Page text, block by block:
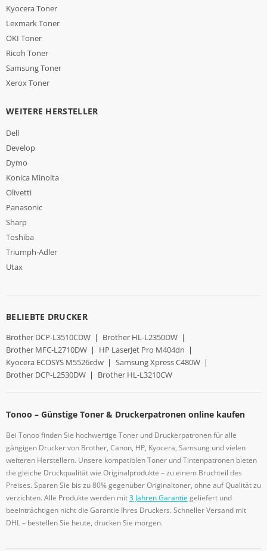
Kyocera Toner
Lexmark Toner
OKI Toner
Ricoh Toner
Samsung Toner
Xerox Toner
WEITERE HERSTELLER
Dell
Develop
Dymo
Konica Minolta
Olivetti
Panasonic
Sharp
Toshiba
Triumph-Adler
Utax
BELIEBTE DRUCKER
Brother DCP-L3510CDW | Brother HL-L2350DW |
Brother MFC-L2710DW | HP LaserJet Pro M404dn |
Kyocera ECOSYS M5526cdw | Samsung Xpress C480W |
Brother DCP-L2530DW | Brother HL-L3210CW
Tonoo – Günstige Toner & Druckerpatronen online kaufen
Bei Tonoo finden Sie hochwertige Toner und Druckerpatronen für alle
gängigen Drucker von Brother, Canon, HP, Kyocera, Samsung und vielen
weiteren Herstellern. Unsere kompatiblen Toner und Tintenpatronen bieten
die gleiche Druckqualität wie Originalprodukte – zu einem Bruchteil des
Preises. Sparen Sie bis zu 80% gegenüber Originaltoner, ohne auf Qualität zu
verzichten. Alle Produkte werden mit3 Jahren Garantiegeliefert und
beeinträchtigen nicht die Garantie Ihres Druckers. Schneller Versand mit
DHL – bestellen Sie heute, drucken Sie morgen.